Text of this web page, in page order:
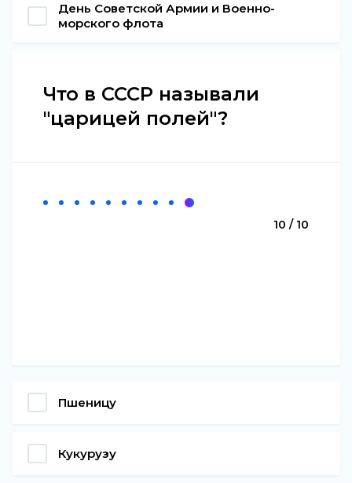
День Советской Армии и Военно-
морского флота
Что в СССР называли
"царицей полей"?
10 / 10
Пшеницу
Кукурузу